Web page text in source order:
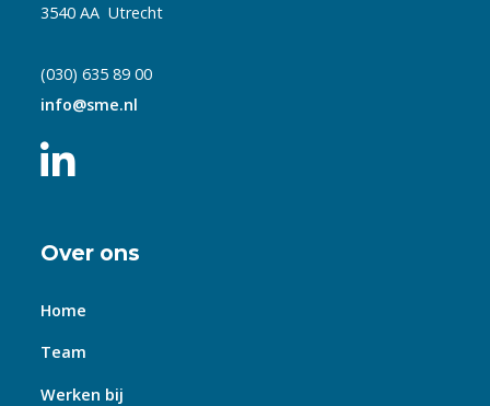
3540 AA Utrecht
(030) 635 89 00
info@sme.nl
Over ons
Home
Team
Werken bij